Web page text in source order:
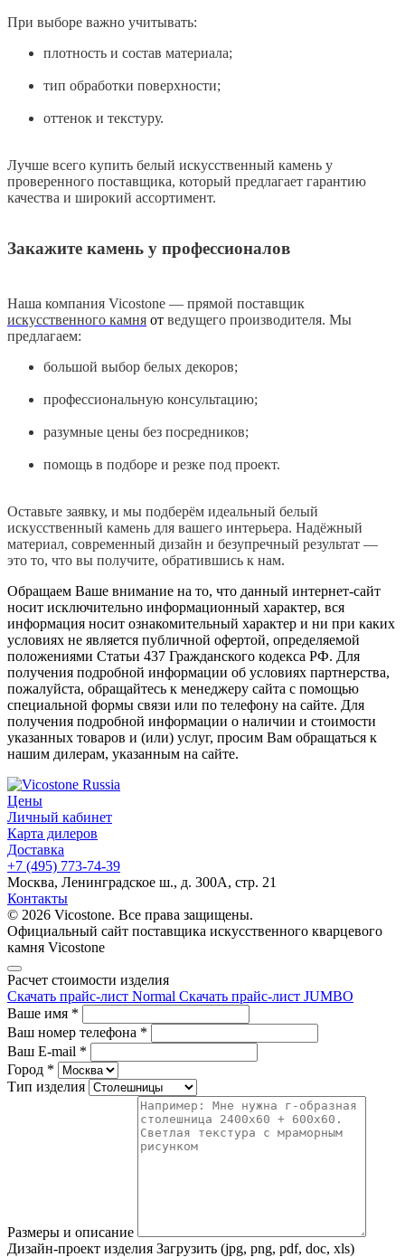
При выборе важно учитывать:
плотность и состав материала;
тип обработки поверхности;
оттенок и текстуру.
Лучше всего купить белый искусственный камень у
проверенного поставщика, который предлагает гарантию
качества и широкий ассортимент.
Закажите камень у профессионалов
Наша компания Vicostone — прямой поставщик
искусственного камня от ведущего производителя. Мы
предлагаем:
большой выбор белых декоров;
профессиональную консультацию;
разумные цены без посредников;
помощь в подборе и резке под проект.
Оставьте заявку, и мы подберём идеальный белый
искусственный камень для вашего интерьера. Надёжный
материал, современный дизайн и безупречный результат —
это то, что вы получите, обратившись к нам.
Обращаем Ваше внимание на то, что данный интернет-сайт
носит исключительно информационный характер, вся
информация носит ознакомительный характер и ни при каких
условиях не является публичной офертой, определяемой
положениями Статьи 437 Гражданского кодекса РФ. Для
получения подробной информации об условиях партнерства,
пожалуйста, обращайтесь к менеджеру сайта с помощью
специальной формы связи или по телефону на сайте. Для
получения подробной информации о наличии и стоимости
указанных товаров и (или) услуг, просим Вам обращаться к
нашим дилерам, указанным на сайте.
Цены
Личный кабинет
Карта дилеров
Доставка
+7 (495) 773-74-39
Москва, Ленинградское ш., д. 300А, стр. 21
Контакты
© 2026 Vicostone. Все права защищены.
Официальный сайт поставщика искусственного кварцевого
камня Vicostone
Расчет стоимости изделия
Скачать прайс-лист Normal Скачать прайс-лист JUMBO
Ваше имя *
Ваш номер телефона *
Ваш E-mail *
Город *
Тип изделия
Размеры и описание
Дизайн-проект изделия Загрузить (jpg, png, pdf, doc, xls)